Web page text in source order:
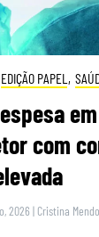
EDIÇÃO PAPEL ,
com
2026 | Cristina